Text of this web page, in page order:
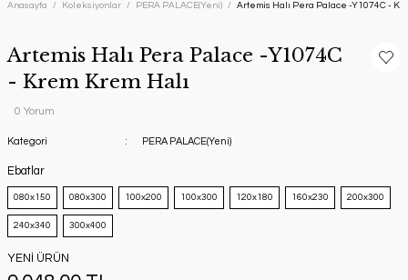
Anasayfa Koleksiyonlar PERA PALACE(Yeni) Artemis Halı Pera Palace -Y1074C -
Artemis Halı Pera Palace -Y1074C
- Krem Krem Halı
0 Yorum
Kategori PERA PALACE(Yeni)
Ebatlar
080x150 080x300 100x200 100x300 120x180 160x230 200x300
240x340 300x400
YENİ ÜRÜN